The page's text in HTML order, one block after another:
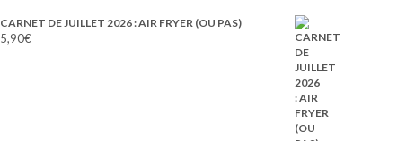
CARNET DE JUILLET 2026 : AIR FRYER (OU PAS)
5,90€